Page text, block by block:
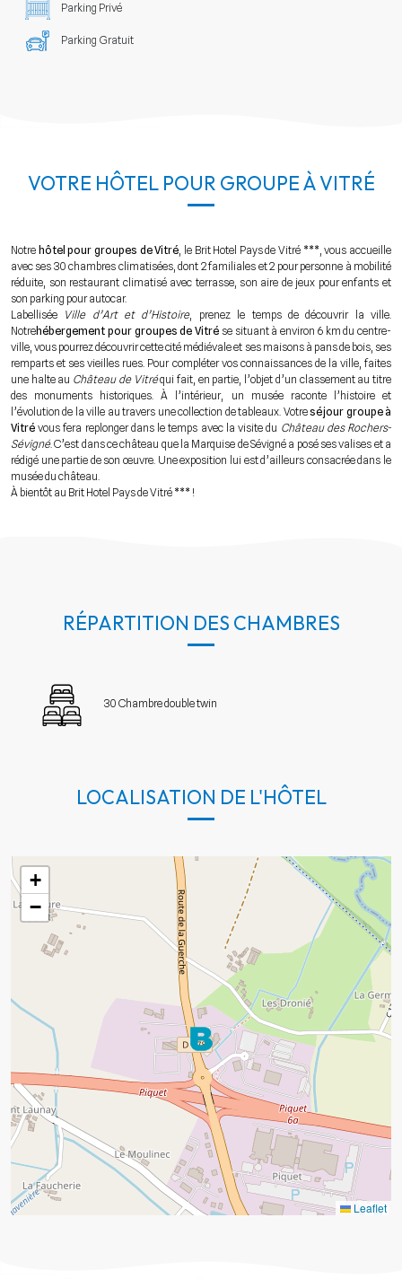
Parking Privé
Parking Gratuit
VOTRE HÔTEL POUR GROUPE À VITRÉ
Notre hôtel pour groupes de Vitré , le Brit Hotel Pays de Vitré ***, vous accueille
avec ses 30 chambres climatisées, dont 2 familiales et 2 pour personne à mobilité
réduite, son restaurant climatisé avec terrasse, son aire de jeux pour enfants et
son parking pour autocar.
Labellisée Ville d’Art et d’Histoire, prenez le temps de découvrir la ville.
Notrehébergement pour groupes de Vitré se situant à environ 6 km du centre-
ville, vous pourrez découvrir cette cité médiévale et ses maisons à pans de bois, ses
remparts et ses vieilles rues. Pour compléter vos connaissances de la ville, faites
une halte au Château de Vitréqui fait, en partie, l’objet d’un classement au titre
des monuments historiques. À l’intérieur, un musée raconte l’histoire et
l’évolution de la ville au travers une collection de tableaux. Votreséjour groupe à
Vitré vous fera replonger dans le temps avec la visite du Château des Rochers-
Sévigné. C’est dans ce château que la Marquise de Sévigné a posé ses valises et a
rédigé une partie de son œuvre. Une exposition lui est d’ailleurs consacrée dans le
musée du château.
À bientôt au Brit Hotel Pays de Vitré *** !
RÉPARTITION DES CHAMBRES
30 Chambre double twin
LOCALISATION DE L'HÔTEL
+
−
Leaflet